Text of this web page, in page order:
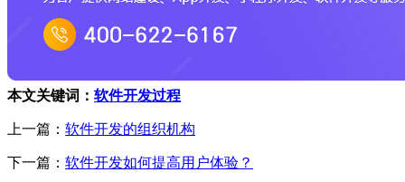
本文关键词： 软件开发过程
上一篇： 软件开发的组织机构
下一篇： 软件开发如何提高用户体验？